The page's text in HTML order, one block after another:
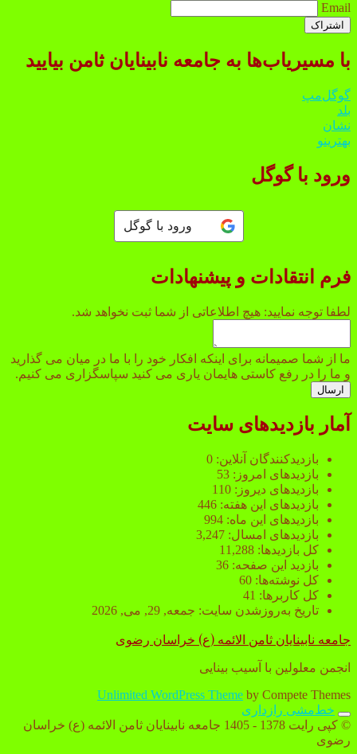
Email
با مسیریاب‌ها به جامعه نابینایان ثامن بیایید
گوگل‌مپ
بلد
نشان
بهترینو
ورود با گوگل
ورود با گوگل
فرم انتقادات و پیشنهادات
اطلاعاتی
لطفا توجه نمایید: هیچ اطلاعاتی از شما ثبت نخواهد شد.
ما از شما صمیمانه برای اینکه افکار خود را با ما در میان می گذارید
و ما را در رفع کاستی هایمان یاری می کنید سپاسگزاری می کنیم.
ارسال
آمار بازدیدهای سایت
بازدیدکنندگان آنلاین: 0
بازدیدهای امروز: 53
بازدیدهای دیروز: 110
بازدیدهای این هفته: 446
بازدیدهای این ماه: 994
بازدیدهای امسال: 3,247
کل بازدیدها: 11,288
بازدید این صفحه: 36
کل نوشته‌ها: 60
کل کاربرها: 41
تاریخ به‌روزشدن سایت: جمعه, 29, می, 2026
جامعه نابینایان ثامن الائمه (ع) خراسان رضوی
انجمن معلولین با آسیب بینایی
Unlimited WordPress Theme by Compete Themes
Scroll
to
the
خط‌مشی رازداری
© کپی رایت 1378 - 1405 جامعه نابینایان ثامن الائمه (ع) خراسان
رضوی